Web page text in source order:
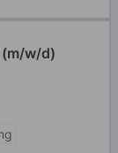
w/d)